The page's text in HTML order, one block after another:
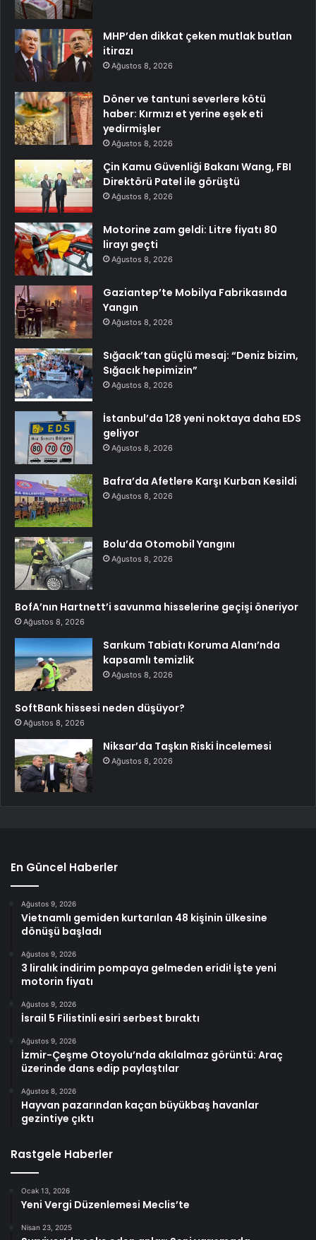
MHP’den dikkat çeken mutlak butlan
itirazı
Ağustos 8, 2026
Döner ve tantuni severlere kötü
haber: Kırmızı et yerine eşek eti
yedirmişler
Ağustos 8, 2026
Çin Kamu Güvenliği Bakanı Wang, FBI
Direktörü Patel ile görüştü
Ağustos 8, 2026
Motorine zam geldi: Litre fiyatı 80
lirayı geçti
Ağustos 8, 2026
Gaziantep’te Mobilya Fabrikasında
Yangın
Ağustos 8, 2026
Sığacık’tan güçlü mesaj: “Deniz bizim,
Sığacık hepimizin”
Ağustos 8, 2026
İstanbul’da 128 yeni noktaya daha EDS
geliyor
Ağustos 8, 2026
Bafra’da Afetlere Karşı Kurban Kesildi
Ağustos 8, 2026
Bolu’da Otomobil Yangını
Ağustos 8, 2026
BofA’nın Hartnett’i savunma hisselerine geçişi öneriyor
Ağustos 8, 2026
Sarıkum Tabiatı Koruma Alanı’nda
kapsamlı temizlik
Ağustos 8, 2026
SoftBank hissesi neden düşüyor?
Ağustos 8, 2026
Niksar’da Taşkın Riski İncelemesi
Ağustos 8, 2026
En Güncel Haberler
Ağustos 9, 2026
Vietnamlı gemiden kurtarılan 48 kişinin ülkesine
dönüşü başladı
Ağustos 9, 2026
3 liralık indirim pompaya gelmeden eridi! İşte yeni
motorin fiyatı
Ağustos 9, 2026
İsrail 5 Filistinli esiri serbest bıraktı
Ağustos 9, 2026
İzmir-Çeşme Otoyolu’nda akılalmaz görüntü: Araç
üzerinde dans edip paylaştılar
Ağustos 8, 2026
Hayvan pazarından kaçan büyükbaş havanlar
gezintiye çıktı
Rastgele Haberler
Ocak 13, 2026
Yeni Vergi Düzenlemesi Meclis’te
Nisan 23, 2025